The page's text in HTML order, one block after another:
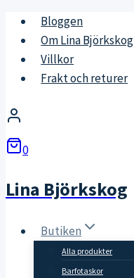
Skip
content
Bloggen
Om Lina Björkskog
Villkor
Frakt och returer
0
Lina Björkskog
Butiken
Alla produkter
Barfotaskor